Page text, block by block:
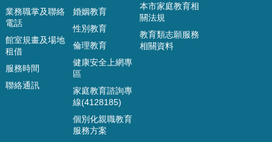
回
首
頁
網
站
導
業務職掌及聯絡
電話
館室規畫及場地
租借
服務時間
聯絡通訊
婚姻教育
性別教育
倫理教育
健康安全上網專
區
家庭教育諮詢專
線(4128185)
個別化親職教育
服務方案
本市家庭教育相
關法規
教育類志願服務
相關資料